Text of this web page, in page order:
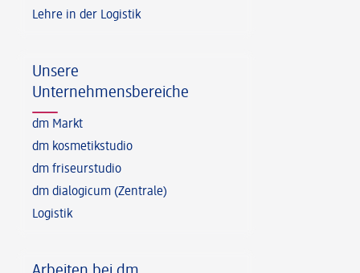
Lehre in der Logistik
Unsere
Unternehmensbereiche
dm Markt
dm kosmetikstudio
dm friseurstudio
dm dialogicum (Zentrale)
Logistik